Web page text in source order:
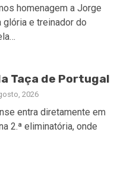
homenagem a Jorge
glória e treinador do
Taça de Portugal
2026
entra diretamente em
2.ª eliminatória, onde